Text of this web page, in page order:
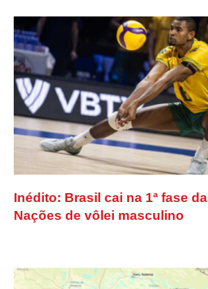
Inédito: Brasil cai na 1ª fase
Nações de vôlei masculino